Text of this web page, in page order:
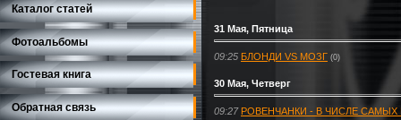
Каталог статей
Фотоальбомы
Гостевая книга
Обратная связь
31 Мая, Пятница
09:25 БЛОНДИ VS МОЗГ (0)
30 Мая, Четверг
09:27 РОВЕНЧАНКИ - В ЧИСЛЕ САМЫХ